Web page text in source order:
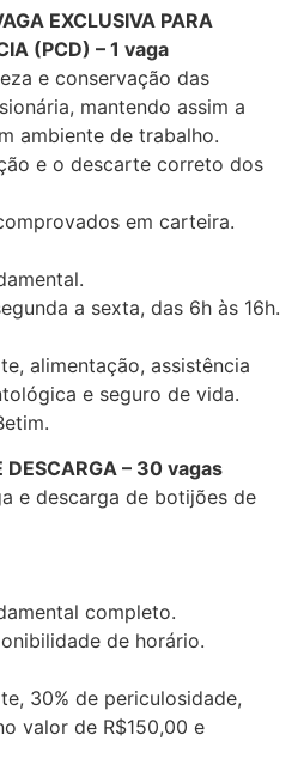
EXCLUSIVA PARA
(PCD) – 1 vaga
e conservação das
mantendo assim a
ambiente de trabalho.
e o descarte correto dos
em carteira.
a sexta, das 6h às 16h.
alimentação, assistência
e seguro de vida.
DESCARGA – 30 vagas
e descarga de botijões de
completo.
de horário.
30% de periculosidade,
valor de R$150,00 e